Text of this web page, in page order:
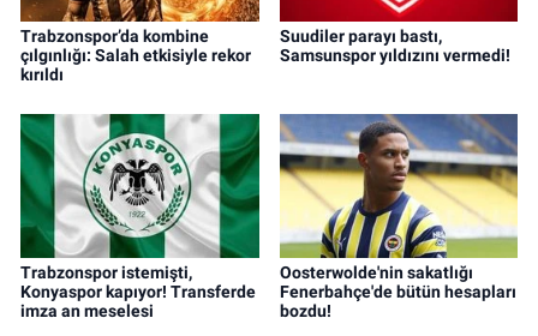
Trabzonspor’da kombine
çılgınlığı: Salah etkisiyle rekor
kırıldı
Suudiler parayı bastı,
Samsunspor yıldızını vermedi!
Trabzonspor istemişti,
Konyaspor kapıyor! Transferde
imza an meselesi
Oosterwolde'nin sakatlığı
Fenerbahçe'de bütün hesapları
bozdu!